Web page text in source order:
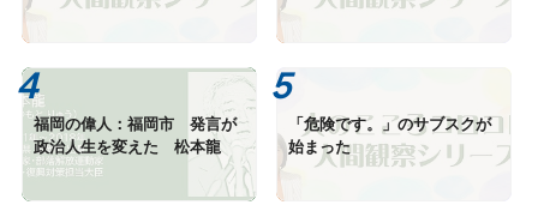
福岡の偉人：福岡市 発言が
政治人生を変えた 松本龍
「危険です。」のサブスクが
始まった